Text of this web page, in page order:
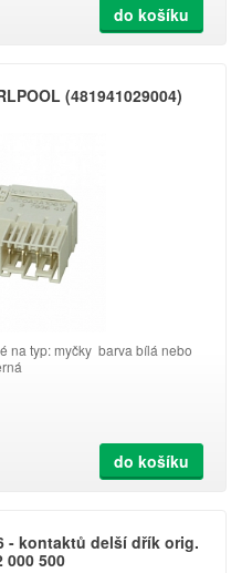
do košíku
(481941029004)
na typ: myčky barva bílá nebo
do košíku
- kontaktů delší dřík orig.
000 500